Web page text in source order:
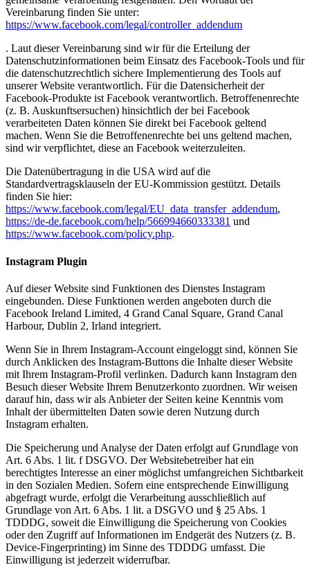
Vereinbarung finden Sie unter:
https://www.facebook.com/legal/controller_addendum
. Laut dieser Vereinbarung sind wir für die Erteilung der
Datenschutzinformationen beim Einsatz des Facebook-Tools und für
die datenschutzrechtlich sichere Implementierung des Tools auf
unserer Website verantwortlich. Für die Datensicherheit der
Facebook-Produkte ist Facebook verantwortlich. Betroffenenrechte
(z. B. Auskunftsersuchen) hinsichtlich der bei Facebook
verarbeiteten Daten können Sie direkt bei Facebook geltend
machen. Wenn Sie die Betroffenenrechte bei uns geltend machen,
sind wir verpflichtet, diese an Facebook weiterzuleiten.
Die Datenübertragung in die USA wird auf die
Standardvertragsklauseln der EU-Kommission gestützt. Details
finden Sie hier:
https://www.facebook.com/legal/EU_data_transfer_addendum,
https://de-de.facebook.com/help/566994660333381 und
https://www.facebook.com/policy.php.
Instagram Plugin
Auf dieser Website sind Funktionen des Dienstes Instagram
eingebunden. Diese Funktionen werden angeboten durch die
Facebook Ireland Limited, 4 Grand Canal Square, Grand Canal
Harbour, Dublin 2, Irland integriert.
Wenn Sie in Ihrem Instagram-Account eingeloggt sind, können Sie
durch Anklicken des Instagram-Buttons die Inhalte dieser Website
mit Ihrem Instagram-Profil verlinken. Dadurch kann Instagram den
Besuch dieser Website Ihrem Benutzerkonto zuordnen. Wir weisen
darauf hin, dass wir als Anbieter der Seiten keine Kenntnis vom
Inhalt der übermittelten Daten sowie deren Nutzung durch
Instagram erhalten.
Die Speicherung und Analyse der Daten erfolgt auf Grundlage von
Art. 6 Abs. 1 lit. f DSGVO. Der Websitebetreiber hat ein
berechtigtes Interesse an einer möglichst umfangreichen Sichtbarkeit
in den Sozialen Medien. Sofern eine entsprechende Einwilligung
abgefragt wurde, erfolgt die Verarbeitung ausschließlich auf
Grundlage von Art. 6 Abs. 1 lit. a DSGVO und § 25 Abs. 1
TDDDG, soweit die Einwilligung die Speicherung von Cookies
oder den Zugriff auf Informationen im Endgerät des Nutzers (z. B.
Device-Fingerprinting) im Sinne des TDDDG umfasst. Die
Einwilligung ist jederzeit widerrufbar.